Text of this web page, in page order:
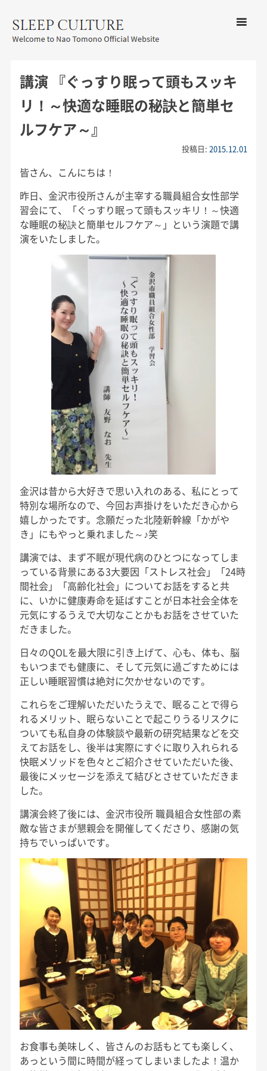
CULTURE
ュ
ツへ移動
講演 『ぐっすり眠って頭もスッキ
リ！～快適な睡眠の秘訣と簡単セ
ルフケア～』
投稿日:2015.12.01
皆さん、こんにちは！
昨日、金沢市役所さんが主宰する職員組合女性部学
習会にて、「ぐっすり眠って頭もスッキリ！～快適
な睡眠の秘訣と簡単セルフケア～」という演題で講
演をいたしました。
金沢は昔から大好きで思い入れのある、私にとって
特別な場所なので、今回お声掛けをいただき心から
嬉しかったです。念願だった北陸新幹線「かがや
き」にもやっと乗れました～♪笑
講演では、まず不眠が現代病のひとつになってしま
っている背景にある3大要因「ストレス社会」「24時
間社会」「高齢化社会」についてお話をすると共
に、いかに健康寿命を延ばすことが日本社会全体を
元気にするうえで大切なことかもお話をさせていた
だきました。
日々のQOLを最大限に引き上げて、心も、体も、脳
もいつまでも健康に、そして元気に過ごすためには
正しい睡眠習慣は絶対に欠かせないのです。
これらをご理解いただいたうえで、眠ることで得ら
れるメリット、眠らないことで起こりうるリスクに
ついても私自身の体験談や最新の研究結果などを交
えてお話をし、後半は実際にすぐに取り入れられる
快眠メソッドを色々とご紹介させていただいた後、
最後にメッセージを添えて結びとさせていただきま
した。
講演会終了後には、金沢市役所 職員組合女性部の素
敵な皆さまが懇親会を開催してくださり、感謝の気
持ちでいっぱいです。
お食事も美味しく、皆さんのお話もとても楽しく、
あっという間に時間が経ってしまいましたよ！温か